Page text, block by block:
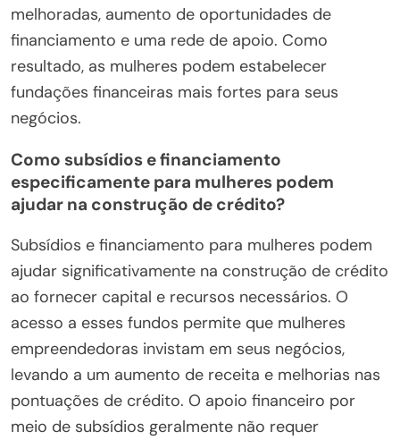
melhoradas, aumento de oportunidades de
financiamento e uma rede de apoio. Como
resultado, as mulheres podem estabelecer
fundações financeiras mais fortes para seus
negócios.
Como subsídios e financiamento
especificamente para mulheres podem
ajudar na construção de crédito?
Subsídios e financiamento para mulheres podem
ajudar significativamente na construção de crédito
ao fornecer capital e recursos necessários. O
acesso a esses fundos permite que mulheres
empreendedoras invistam em seus negócios,
levando a um aumento de receita e melhorias nas
pontuações de crédito. O apoio financeiro por
meio de subsídios geralmente não requer